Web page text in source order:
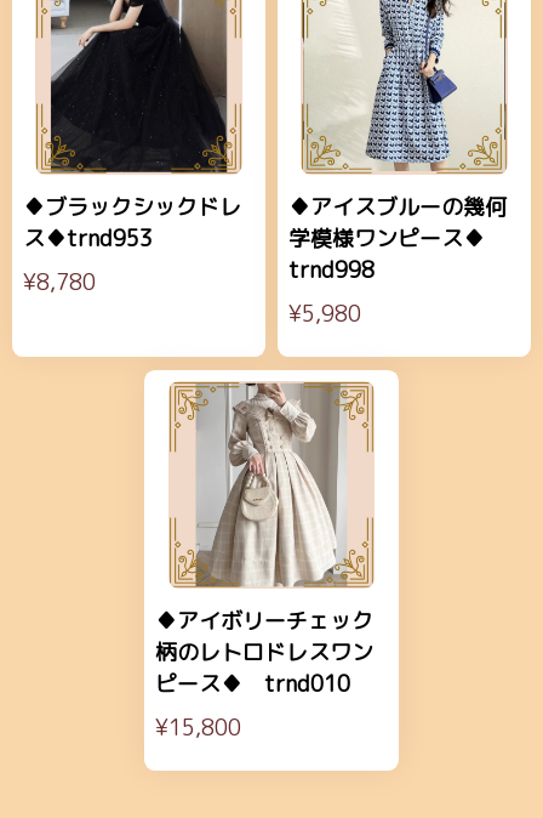
♦ブラックシックドレ
ス♦trnd953
¥8,780
♦アイスブルーの幾何
学模様ワンピース♦
trnd998
¥5,980
♦アイボリーチェック
柄のレトロドレスワン
ピース♦ trnd010
¥15,800